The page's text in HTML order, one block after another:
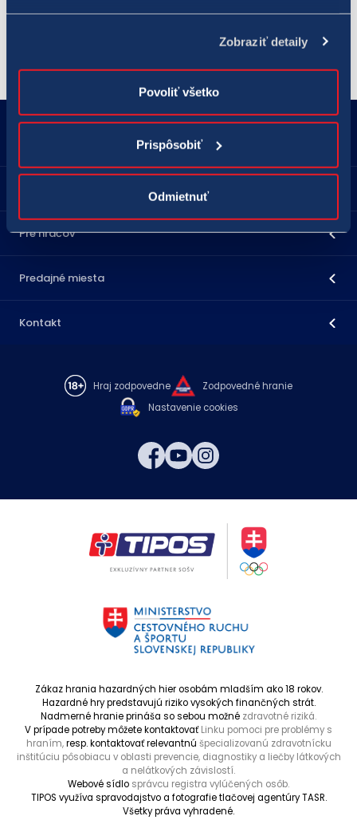
Zobraziť detaily
Povoliť všetko
Prispôsobiť
Odmietnuť
Pre hráčov
Predajné miesta
Kontakt
Hraj zodpovedne
Zodpovedné hranie
Nastavenie cookies
Zákaz hrania hazardných hier osobám mladším ako 18 rokov.
Hazardné hry predstavujú riziko vysokých finančných strát.
Nadmerné hranie prináša so sebou možné zdravotné riziká.
V prípade potreby môžete kontaktovaťLinku pomoci pre problémy s
hraním,resp. kontaktovať relevantnú špecializovanú zdravotnícku
inštitúciu pôsobiacu v oblasti prevencie, diagnostiky a liečby látkových
a nelátkových závislostí.
Webové sídlo správcu registra vylúčených osôb.
TIPOS využíva spravodajstvo a fotografie tlačovej agentúry TASR.
Všetky práva vyhradené.